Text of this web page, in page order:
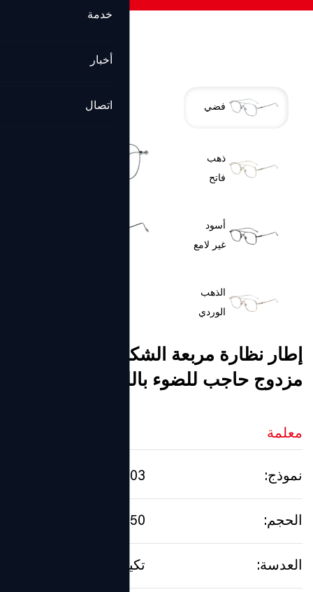
خدمة
أخبار
اتصال فضي
ذهب
فاتح
أسود
غير لامع
الذهب
الوردي
إطار نظارة مربعة الشكل للنساء بإطار
مزدوج حاجب للضوء باللون الأزرق
معلمة
نموذج: SK3003
الحجم: 56口18-150
العدسة: تكييف